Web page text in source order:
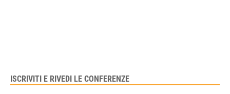
ISCRIVITI E RIVEDI LE CONFERENZE